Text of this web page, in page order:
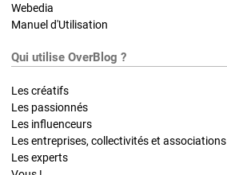
Webedia
Manuel d'Utilisation
Qui utilise OverBlog ?
Les créatifs
Les passionnés
Les influenceurs
Les entreprises, collectivités et associations
Les experts